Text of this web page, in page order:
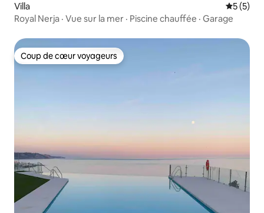
Villa
5 (5)
Royal Nerja · Vue sur la mer · Piscine chauffée · Garage
Coup de cœur voyageurs
Coup de cœur voyageurs